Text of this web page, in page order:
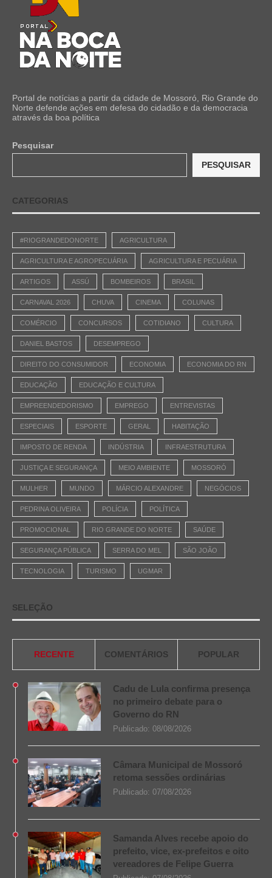
Portal de notícias a partir da cidade de Mossoró, Rio Grande do
Norte defende ações em defesa do cidadão e da democracia
através da boa política
Pesquisar
PESQUISAR
CATEGORIAS
#RIOGRANDEDONORTE AGRICULTURA
AGRICULTURA E AGROPECUÁRIA AGRICULTURA E PECUÁRIA
ARTIGOS ASSÚ BOMBEIROS BRASIL
CARNAVAL 2026 CHUVA CINEMA COLUNAS
COMÉRCIO CONCURSOS COTIDIANO CULTURA
DANIEL BASTOS DESEMPREGO
DIREITO DO CONSUMIDOR ECONOMIA ECONOMIA DO RN
EDUCAÇÃO EDUCAÇÃO E CULTURA
EMPREENDEDORISMO EMPREGO ENTREVISTAS
ESPECIAIS ESPORTE GERAL HABITAÇÃO
IMPOSTO DE RENDA INDÚSTRIA INFRAESTRUTURA
JUSTIÇA E SEGURANÇA MEIO AMBIENTE MOSSORÓ
MULHER MUNDO MÁRCIO ALEXANDRE NEGÓCIOS
PEDRINA OLIVEIRA POLÍCIA POLÍTICA
PROMOCIONAL RIO GRANDE DO NORTE SAÚDE
SEGURANÇA PÚBLICA SERRA DO MEL SÃO JOÃO
TECNOLOGIA TURISMO UGMAR
SELEÇÃO
RECENTE COMENTÁRIOS POPULAR
Cadu de Lula confirma presença
no primeiro debate para o
Governo do RN
Publicado: 08/08/2026
Câmara Municipal de Mossoró
retoma sessões ordinárias
Publicado: 07/08/2026
Samanda Alves recebe apoio do
prefeito, vice, ex-prefeitos e oito
vereadores de Felipe Guerra